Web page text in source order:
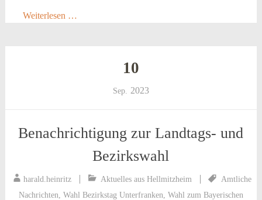
Weiterlesen …
10
Sep. 2023
Benachrichtigung zur Landtags- und
Bezirkswahl
harald.heinritz Aktuelles aus Hellmitzheim
Amtliche
Nachrichten Wahl Bezirkstag Unterfranken Wahl zum Bayerischen